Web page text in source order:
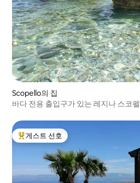
Scopello의 집
바다 전용 출입구가 있는 레지나 스코
상위 게스트 선호
게스트 선호